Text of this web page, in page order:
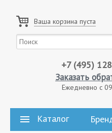
Ваша корзина пуста
+7 (495)
Заказать
Ежедневно с
Каталог